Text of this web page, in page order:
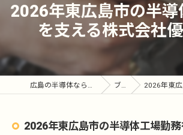
2026年東広島市の半導
を支える株式会社
広島の半導体なら株式会社優陽工業 ブログ 2026年東広島市の半
2026年東広島市の半導体工場勤